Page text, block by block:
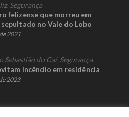
, Segurança
felizense que morreu em
no Vale do Lobo
2021
Sebastião do Caí, Segurança
incêndio em residência
2023